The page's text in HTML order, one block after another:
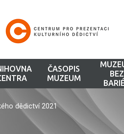
ČASOPIS
MUZEUM
BEZ
dědictví 2021